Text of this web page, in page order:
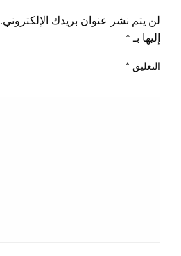
لن يتم نشر عنوان بريدك الإلكتروني.
إليها بـ *
التعليق *